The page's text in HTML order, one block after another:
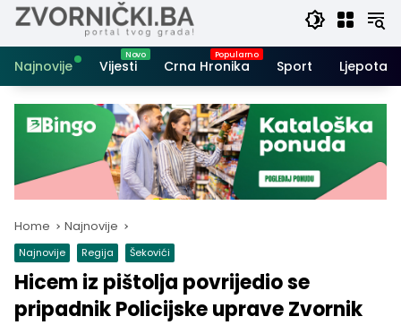
Najnovije Vijesti Crna Hronika Sport Ljepota i
Home Najnovije
Najnovije Regija Šekovići
Hicem iz pištolja povrijedio se
pripadnik Policijske uprave Zvornik